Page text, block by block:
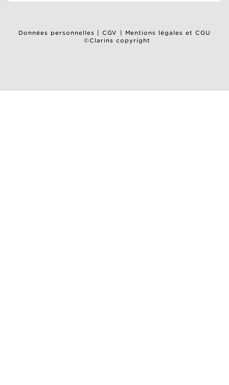
Données personnelles | CGV | Mentions légales et CGU
©Clarins copyright